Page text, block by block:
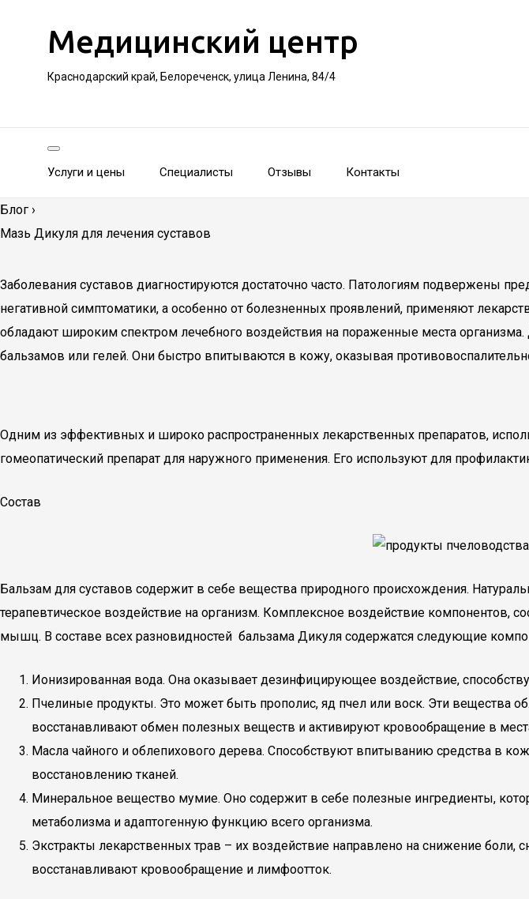
Медицинский центр
Краснодарский край, Белореченск, улица Ленина, 84/4
Услуги и цены Специалисты Отзывы Контакты
Блог ›
Мазь Дикуля для лечения суставов
Заболевания суставов диагностируются достаточно часто. Патологиям подвержены
негативной симптоматики, а особенно от болезненных проявлений, применяют
обладают широким спектром лечебного воздействия на пораженные места
бальзамов или гелей. Они быстро впитываются в кожу, оказывая
Одним из эффективных и широко распространенных лекарственных препаратов,
гомеопатический препарат для наружного применения. Его используют для
Состав
Бальзам для суставов содержит в себе вещества природного происхождения.
терапевтическое воздействие на организм. Комплексное воздействие компонентов,
мышц. В составе всех разновидностей бальзама Дикуля содержатся следующие
Ионизированная вода. Она оказывает дезинфицирующее воздействие,
Пчелиные продукты. Это может быть прополис, яд пчел или воск. Эти
восстанавливают обмен полезных веществ и активируют кровообращение в
Масла чайного и облепихового дерева. Способствуют впитыванию средства в
восстановлению тканей.
Минеральное вещество мумие. Оно содержит в себе полезные ингредиенты,
метаболизма и адаптогенную функцию всего организма.
Экстракты лекарственных трав – их воздействие направлено на снижение
восстанавливают кровообращение и лимфоотток.